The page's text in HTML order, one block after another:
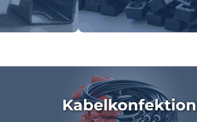
Kabelkonfektion